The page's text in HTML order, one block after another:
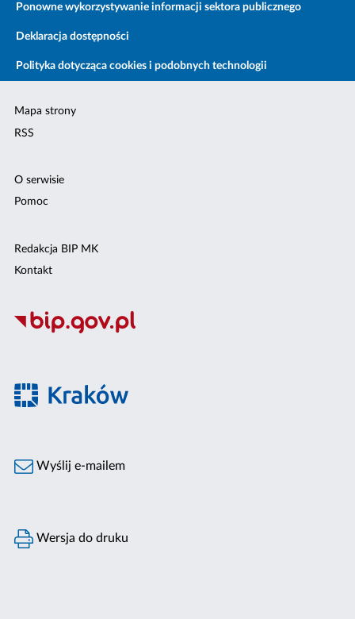
Ponowne wykorzystywanie informacji sektora publicznego
Deklaracja dostępności
Polityka dotycząca cookies i podobnych technologii
Mapa strony
RSS
O serwisie
Pomoc
Redakcja BIP MK
Kontakt
Wyślij e-mailem
Wersja do druku